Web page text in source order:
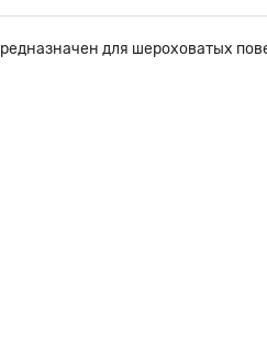
для шероховатых